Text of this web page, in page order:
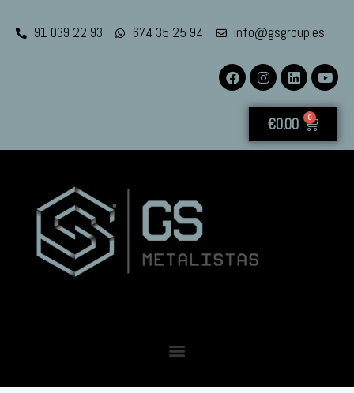
91 039 22 93 674 35 25 94 info@gsgroup.es
€0.00 0